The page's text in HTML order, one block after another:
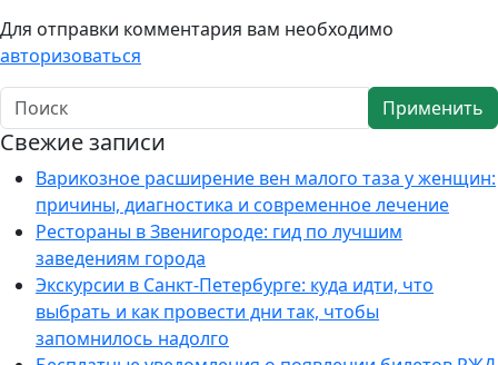
Для отправки комментария вам необходимо
авторизоваться
Применить
Свежие записи
Варикозное расширение вен малого таза у женщин:
причины, диагностика и современное лечение
Рестораны в Звенигороде: гид по лучшим
заведениям города
Экскурсии в Санкт-Петербурге: куда идти, что
выбрать и как провести дни так, чтобы
запомнилось надолго